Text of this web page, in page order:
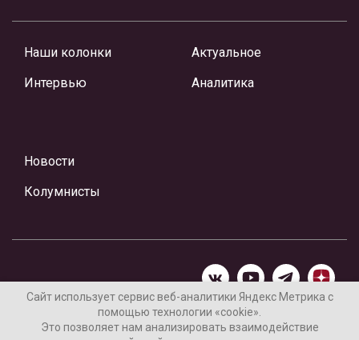
Наши колонки
Интервью
Актуальное
Аналитика
Новости
Колумнисты
Материалы предоставлены редакцией Интернет-газеты
«Ваши новости»
Сайт использует сервис веб-аналитики Яндекс Метрика с
помощью технологии «cookie».
Это позволяет нам анализировать взаимодействие